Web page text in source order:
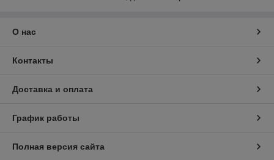
О нас
Контакты
Доставка и оплата
График работы
Полная версия сайта